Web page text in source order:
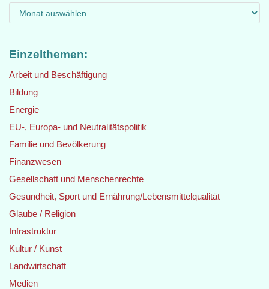
Einzelthemen:
Arbeit und Beschäftigung
Bildung
Energie
EU-, Europa- und Neutralitätspolitik
Familie und Bevölkerung
Finanzwesen
Gesellschaft und Menschenrechte
Gesundheit, Sport und Ernährung/Lebensmittelqualität
Glaube / Religion
Infrastruktur
Kultur / Kunst
Landwirtschaft
Medien